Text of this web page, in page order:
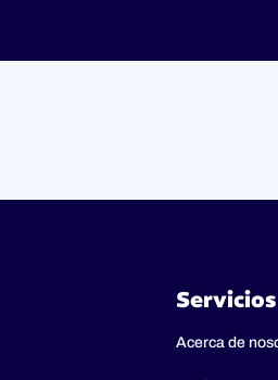
Servicios
Acerca de